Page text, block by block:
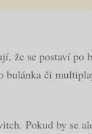
se postaví po
či
Pokud by se